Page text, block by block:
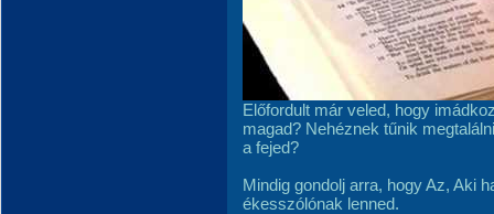
Előfordult már veled, hogy
magad? Nehéznek tűnik
a fejed?
Mindig gondolj arra, hogy Az, Aki
ékesszólónak lenned.